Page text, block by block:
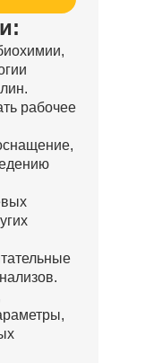
рабочее